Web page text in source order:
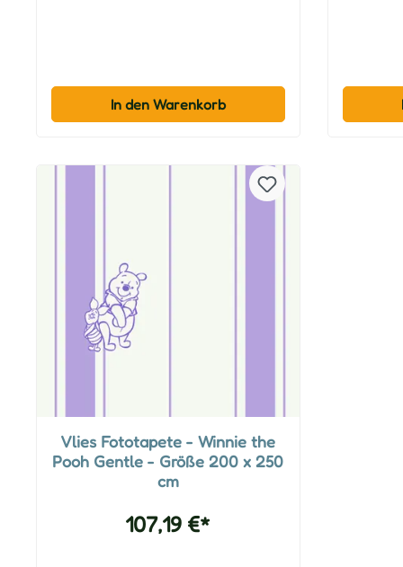
In den Warenkorb
Vlies Fototapete - Winnie the
Pooh Gentle - Größe 200 x 250
cm
107,19 €*